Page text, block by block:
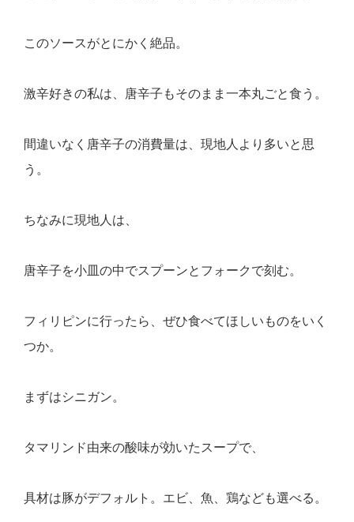
このソースがとにかく絶品。
激辛好きの私は、唐辛子もそのまま一本丸ごと食う。
間違いなく唐辛子の消費量は、現地人より多いと思
う。
ちなみに現地人は、
唐辛子を小皿の中でスプーンとフォークで刻む。
フィリピンに行ったら、ぜひ食べてほしいものをいく
つか。
まずはシニガン。
タマリンド由来の酸味が効いたスープで、
具材は豚がデフォルト。エビ、魚、鶏なども選べる。